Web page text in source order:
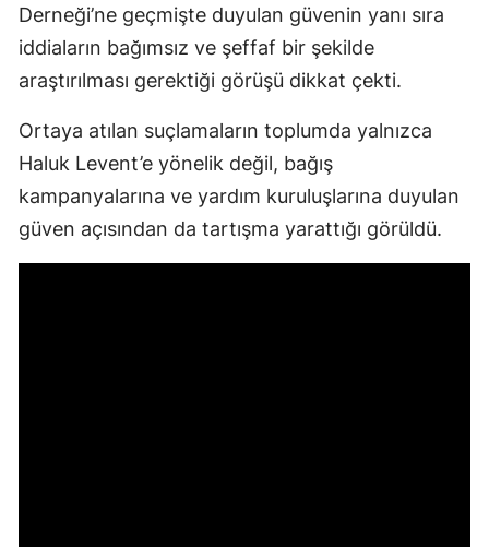
Derneği’ne geçmişte duyulan güvenin yanı sıra
iddiaların bağımsız ve şeffaf bir şekilde
araştırılması gerektiği görüşü dikkat çekti.
Ortaya atılan suçlamaların toplumda yalnızca
Haluk Levent’e yönelik değil, bağış
kampanyalarına ve yardım kuruluşlarına duyulan
güven açısından da tartışma yarattığı görüldü.